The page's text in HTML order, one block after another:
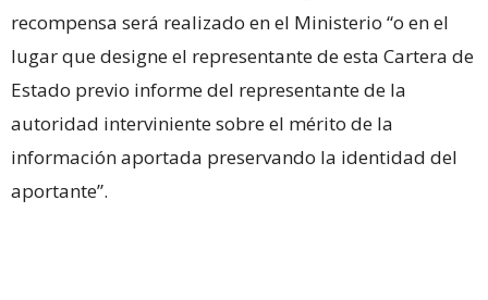
recompensa será realizado en el Ministerio “o en el
lugar que designe el representante de esta Cartera de
Estado previo informe del representante de la
autoridad interviniente sobre el mérito de la
información aportada preservando la identidad del
aportante”.